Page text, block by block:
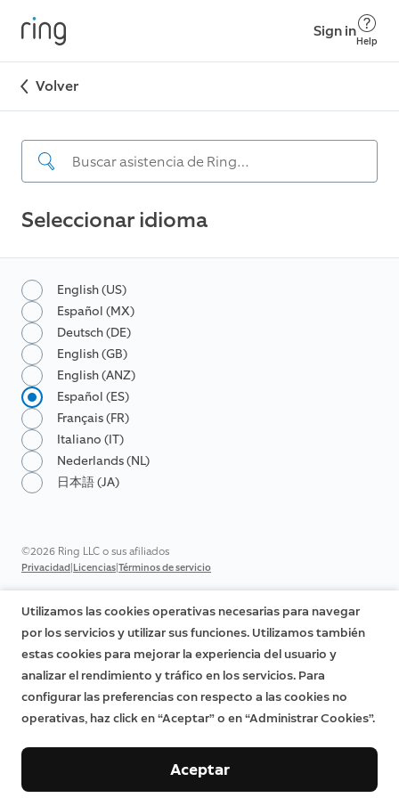
Sign in
Help
Volver
Seleccionar idioma
English (US)
Español (MX)
Deutsch (DE)
English (GB)
English (ANZ)
Español (ES)
Français (FR)
Italiano (IT)
Nederlands (NL)
日本語 (JA)
©2026 Ring LLC o sus afiliados
Privacidad|Licencias|Términos de servicio
Utilizamos las cookies operativas necesarias para navegar
por los servicios y utilizar sus funciones. Utilizamos también
estas cookies para mejorar la experiencia del usuario y
analizar el rendimiento y tráfico en los servicios. Para
configurar las preferencias con respecto a las cookies no
operativas, haz click en “Aceptar” o en “Administrar Cookies”.
Aceptar